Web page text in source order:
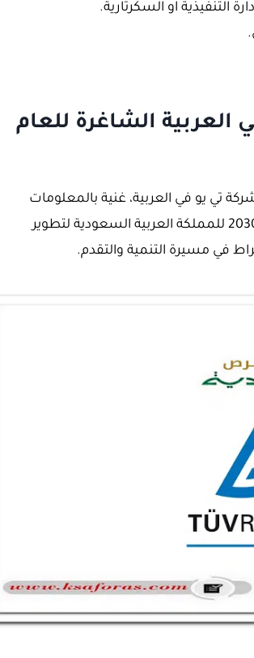
الشاغرة للعام
تي يو في العربية، غنية بالمعلومات
والتفاصيل ومحفزة للغاية، والتي تدخل ضمن رؤية 2030 للمملكة العربية السعودية لتطوير
في مسيرة التنمية والتقدم.